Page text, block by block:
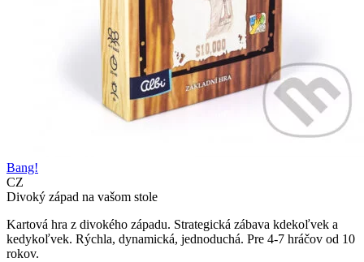
Bang!
CZ
Divoký západ na vašom stole
Kartová hra z divokého západu. Strategická zábava kdekoľvek a
kedykoľvek. Rýchla, dynamická, jednoduchá. Pre 4-7 hráčov od 10
rokov.